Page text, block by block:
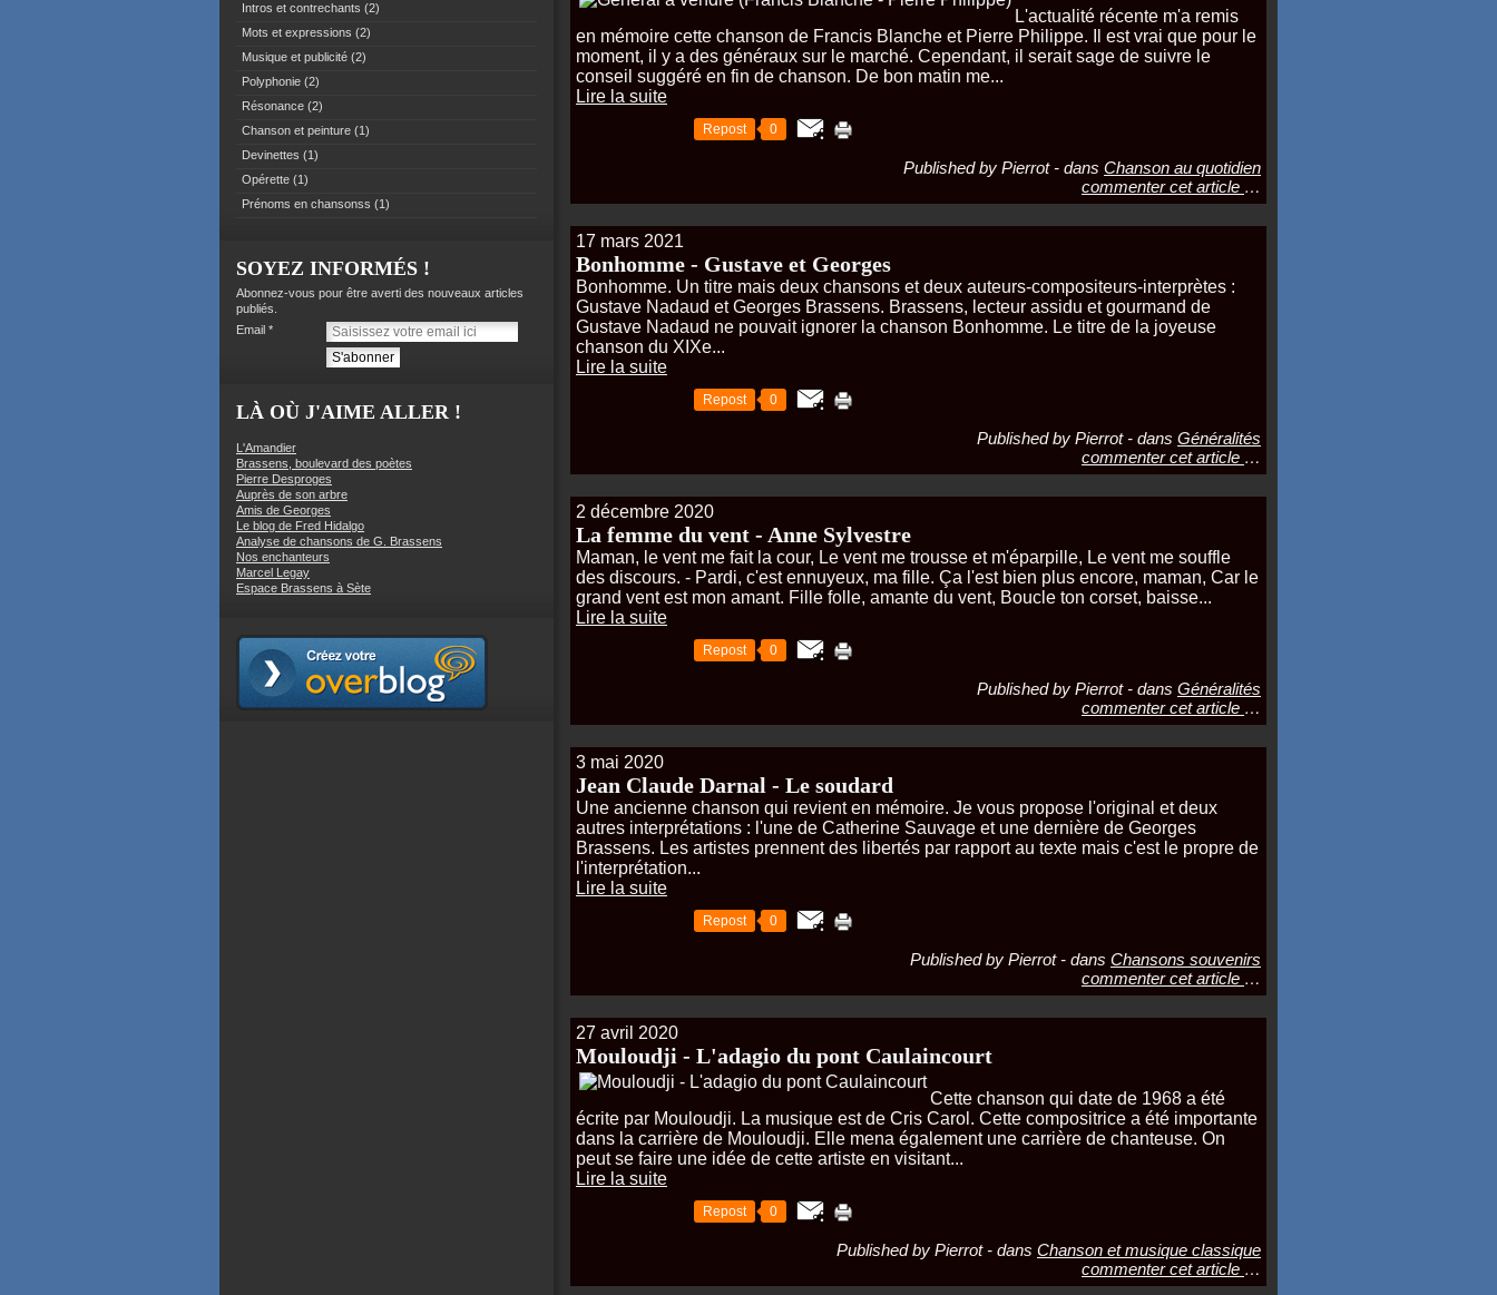
Intros et contrechants (2)
Mots et expressions (2)
Musique et publicité (2)
Polyphonie (2)
Résonance (2)
Chanson et peinture (1)
Devinettes (1)
Opérette (1)
Prénoms en chansonss (1)
SOYEZ INFORMÉS !
Abonnez-vous pour être averti des nouveaux articles
publiés.
Email
LÀ OÙ J'AIME ALLER !
L'Amandier
Brassens, boulevard des poètes
Pierre Desproges
Auprès de son arbre
Amis de Georges
Le blog de Fred Hidalgo
Analyse de chansons de G. Brassens
Nos enchanteurs
Marcel Legay
Espace Brassens à Sète
L'actualité récente m'a remis
en mémoire cette chanson de Francis Blanche et Pierre Philippe. Il est vrai que pour le
moment, il y a des généraux sur le marché. Cependant, il serait sage de suivre le
conseil suggéré en fin de chanson. De bon matin me...
Lire la suite
Repost 0
Published by Pierrot - dans Chanson au quotidien
commenter cet article …
17 mars 2021
Bonhomme - Gustave et Georges
Bonhomme. Un titre mais deux chansons et deux auteurs-compositeurs-interprètes :
Gustave Nadaud et Georges Brassens. Brassens, lecteur assidu et gourmand de
Gustave Nadaud ne pouvait ignorer la chanson Bonhomme. Le titre de la joyeuse
chanson du XIXe...
Lire la suite
Repost 0
Published by Pierrot - dans Généralités
commenter cet article …
2 décembre 2020
La femme du vent - Anne Sylvestre
Maman, le vent me fait la cour, Le vent me trousse et m'éparpille, Le vent me souffle
des discours. - Pardi, c'est ennuyeux, ma fille. Ça l'est bien plus encore, maman, Car le
grand vent est mon amant. Fille folle, amante du vent, Boucle ton corset, baisse...
Lire la suite
Repost 0
Published by Pierrot - dans Généralités
commenter cet article …
3 mai 2020
Jean Claude Darnal - Le soudard
Une ancienne chanson qui revient en mémoire. Je vous propose l'original et deux
autres interprétations : l'une de Catherine Sauvage et une dernière de Georges
Brassens. Les artistes prennent des libertés par rapport au texte mais c'est le propre de
l'interprétation...
Lire la suite
Repost 0
Published by Pierrot - dans Chansons souvenirs
commenter cet article …
27 avril 2020
Mouloudji - L'adagio du pont Caulaincourt
Cette chanson qui date de 1968 a été
écrite par Mouloudji. La musique est de Cris Carol. Cette compositrice a été importante
dans la carrière de Mouloudji. Elle mena également une carrière de chanteuse. On
peut se faire une idée de cette artiste en visitant...
Lire la suite
Repost 0
Published by Pierrot - dans Chanson et musique classique
commenter cet article …